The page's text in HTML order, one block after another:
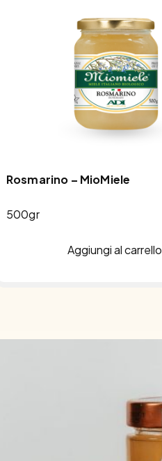
Rosmarino – MioMiele
500gr
Aggiungi al carrello